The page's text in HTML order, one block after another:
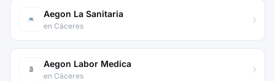
Aegon La Sanitaria
en Cáceres
Aegon Labor Medica
en Cáceres